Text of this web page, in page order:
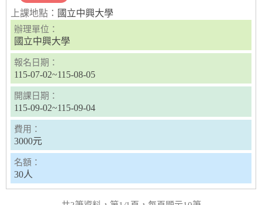
上課地點： 國立中興大學
辦理單位：
國立中興大學
報名日期：
115-07-02~115-08-05
開課日期：
115-09-02~115-09-04
費用：
3000元
名額：
30人